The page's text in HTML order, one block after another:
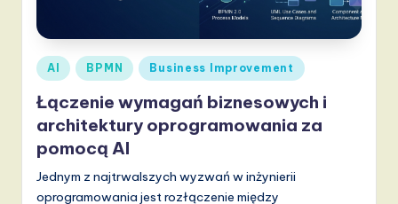
s
h
-
L
a
t
Posted
in
AI BPMN Business Improvement
Łączenie wymagań biznesowych i
architektury oprogramowania za
pomocą AI
Jednym z najtrwalszych wyzwań w inżynierii
oprogramowania jest rozłączenie między